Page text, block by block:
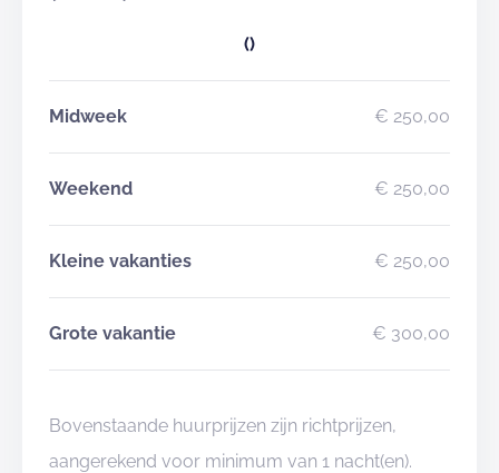
()
Midweek € 250,00
Weekend € 250,00
Kleine vakanties € 250,00
Grote vakantie € 300,00
Bovenstaande huurprijzen zijn richtprijzen,
aangerekend voor minimum van 1 nacht(en).